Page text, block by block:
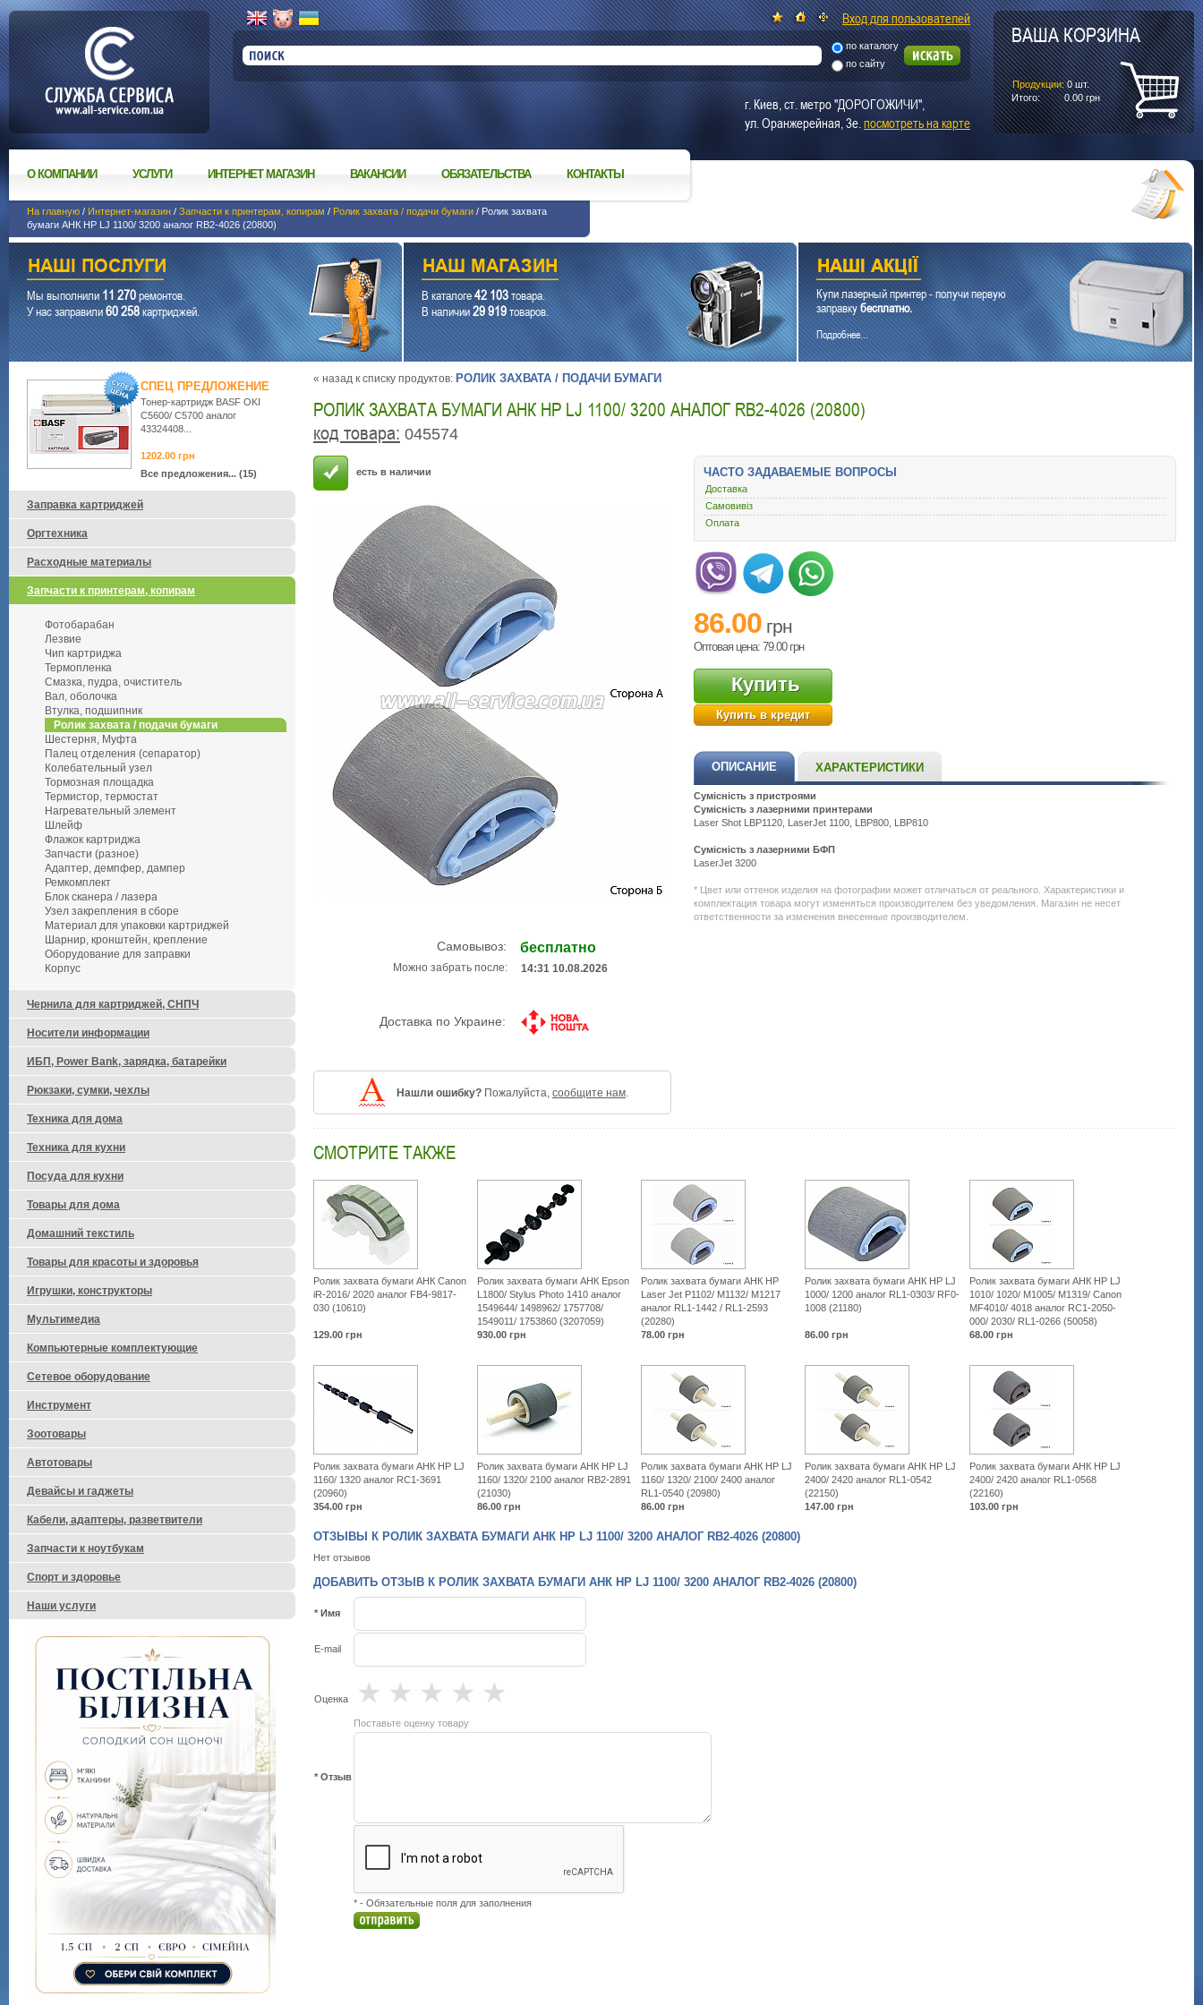
О КОМПАНИИ УСЛУГИ ИНТЕРНЕТ МАГАЗИН ВАКАНСИИ ОБЯЗАТЕЛЬСТВА КОНТАКТЫ
На главную / Интернет-магазин / Запчасти к принтерам, копирам / Ролик захвата / подачи бумаги / Ролик захвата
бумаги АНК HP LJ 1100/ 3200 аналог RB2-4026 (20800)
Мы выполнили11 270ремонтов.
У нас заправили60 258картриджей.
В каталоге42 103товара.
В наличии29 919товаров.
Купи лазерный принтер - получи первую
заправкубесплатно.
Подробнее...
« назад к списку продуктов: РОЛИК ЗАХВАТА / ПОДАЧИ БУМАГИ
РОЛИК ЗАХВАТА БУМАГИ АНК HP LJ 1100/ 3200 АНАЛОГ RB2-4026 (20800)
код товара: 045574
есть в наличии
Самовывоз: бесплатно
Можно забрать после: 14:31 10.08.2026
Доставка по Украине:
Нашли ошибку? Пожалуйста, сообщите нам.
ЧАСТО ЗАДАВАЕМЫЕ ВОПРОСЫ
Доставка
Самовивіз
Оплата
86.00 грн
Оптовая цена: 79.00 грн
Купить
Купить в кредит
ОПИСАНИЕ ХАРАКТЕРИСТИКИ
Сумісність з пристроями
Сумісність з лазерними принтерами
Laser Shot LBP1120, LaserJet 1100, LBP800, LBP810
Сумісність з лазерними БФП
LaserJet 3200
service.com.uacatalog/4843-
zapchasti-
k-
* Цвет или оттенок изделия на фотографии может отличаться от реального. Характеристики и
комплектация товара могут изменяться производителем без уведомления. Магазин не несет
ответственности за изменения внесенные производителем.
СМОТРИТЕ ТАКЖЕ
Ролик захвата бумаги АНК Canon
iR-2016/ 2020 аналог FB4-9817-
030 (10610)
Ролик захвата бумаги АНК Epson
L1800/ Stylus Photo 1410 аналог
1549644/ 1498962/ 1757708/
1549011/ 1753860 (3207059)
Ролик захвата бумаги АНК HP
Laser Jet P1102/ M1132/ M1217
аналог RL1-1442 / RL1-2593
(20280)
Ролик захвата бумаги АНК HP LJ
1000/ 1200 аналог RL1-0303/ RF0-
1008 (21180)
Ролик захвата бумаги АНК HP LJ
1010/ 1020/ M1005/ M1319/ Canon
MF4010/ 4018 аналог RC1-2050-
000/ 2030/ RL1-0266 (50058)
129.00 грн 930.00 грн 78.00 грн 86.00 грн 68.00 грн
Ролик захвата бумаги АНК HP LJ
1160/ 1320 аналог RC1-3691
(20960)
Ролик захвата бумаги АНК HP LJ
1160/ 1320/ 2100 аналог RB2-2891
(21030)
Ролик захвата бумаги АНК HP LJ
1160/ 1320/ 2100/ 2400 аналог
RL1-0540 (20980)
Ролик захвата бумаги АНК HP LJ
2400/ 2420 аналог RL1-0542
(22150)
Ролик захвата бумаги АНК HP LJ
2400/ 2420 аналог RL1-0568
(22160)
354.00 грн 86.00 грн 86.00 грн 147.00 грн 103.00 грн
ОТЗЫВЫ К РОЛИК ЗАХВАТА БУМАГИ АНК HP LJ 1100/ 3200 АНАЛОГ RB2-4026 (20800)
Нет отзывов
ДОБАВИТЬ ОТЗЫВ К РОЛИК ЗАХВАТА БУМАГИ АНК HP LJ 1100/ 3200 АНАЛОГ RB2-4026 (20800)
* Имя
E-mail
Оценка ★
★
★
★
★
Поставьте оценку товару
* Отзыв
* - Обязательные поля для заполнения
СПЕЦ ПРЕДЛОЖЕНИЕ
Тонер-картридж BASF OKI
C5600/ C5700 аналог
43324408...
1202.00 грн
Все предложения... (15)
Заправка картриджей
Оргтехника
Расходные материалы
Запчасти к принтерам, копирам
Фотобарабан
Лезвие
Чип картриджа
Термопленка
Смазка, пудра, очиститель
Вал, оболочка
Втулка, подшипник
Ролик захвата / подачи бумаги
Шестерня, Муфта
Палец отделения (сепаратор)
Колебательный узел
Тормозная площадка
Термистор, термостат
Нагревательный элемент
Шлейф
Флажок картриджа
Запчасти (разное)
Адаптер, демпфер, дампер
Ремкомплект
Блок сканера / лазера
Узел закрепления в сборе
Материал для упаковки картриджей
Шарнир, кронштейн, крепление
Оборудование для заправки
Корпус
Чернила для картриджей, СНПЧ
Носители информации
ИБП, Power Bank, зарядка, батарейки
Рюкзаки, сумки, чехлы
Техника для дома
Техника для кухни
Посуда для кухни
Товары для дома
Домашний текстиль
Товары для красоты и здоровья
Игрушки, конструкторы
Мультимедиа
Компьютерные комплектующие
Сетевое оборудование
Инструмент
Зоотовары
Автотовары
Девайсы и гаджеты
Кабели, адаптеры, разветвители
Запчасти к ноутбукам
Спорт и здоровье
Наши услуги
ВАША КОРЗИНА
Продукции: 0шт.
Итого:
0.00 грн
Вход для пользователей
по каталогу
по сайту
г. Киев, ст. метро "ДОРОГОЖИЧИ",
ул. Оранжерейная, 3е.посмотреть на карте